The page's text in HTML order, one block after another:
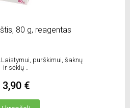
80 g, reagentas
purškimui, šaknų
ir sėklų ..
3,90 €